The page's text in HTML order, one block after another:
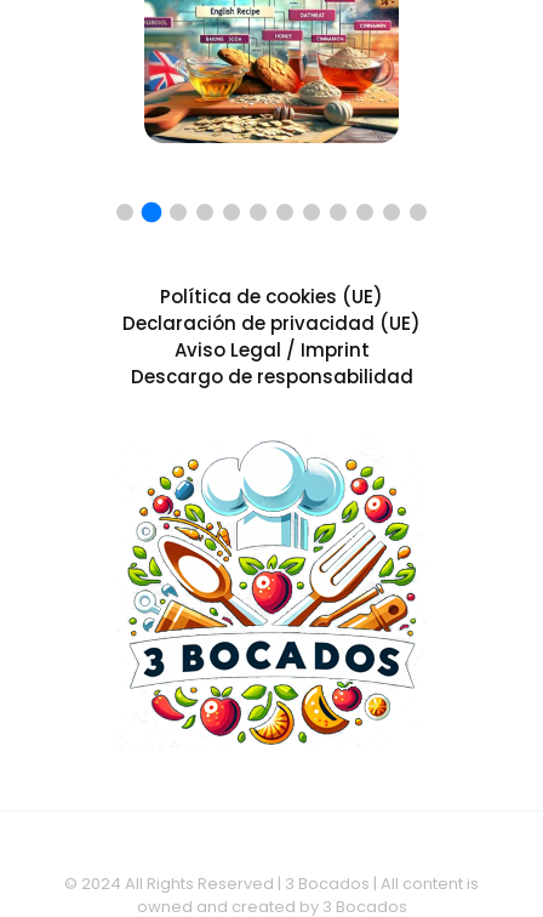
Política de cookies (UE)
Declaración de privacidad (UE)
Aviso Legal / Imprint
Descargo de responsabilidad
© 2024 All Rights Reserved | 3 Bocados | All content is
owned and created by 3 Bocados